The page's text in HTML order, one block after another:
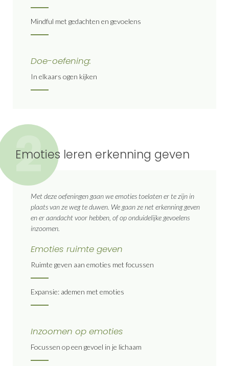
Mindful met gedachten en gevoelens
Doe-oefening:
In elkaars ogen kijken
2
Emoties leren erkenning geven
Met deze oefeningen gaan we emoties toelaten er te zijn in
plaats van ze weg te duwen. We gaan ze net erkenning geven
en er aandacht voor hebben, of op onduidelijke gevoelens
inzoomen.
Emoties ruimte geven
Ruimte geven aan emoties met focussen
Expansie: ademen met emoties
Inzoomen op emoties
Focussen op een gevoel in je lichaam